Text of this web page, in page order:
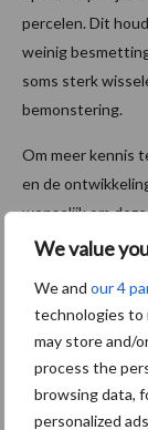
We value
We and our 4
technologies to
may store and/
process the
browsing data,
personalized
percelen. Dit
weinig
soms sterk
bemonstering.
Om meer kennis
en de
wenselijk om
dezelfde manier
Vervolg
de